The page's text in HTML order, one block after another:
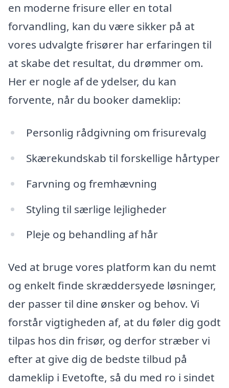
en moderne frisure eller en total
forvandling, kan du være sikker på at
vores udvalgte frisører har erfaringen til
at skabe det resultat, du drømmer om.
Her er nogle af de ydelser, du kan
forvente, når du booker dameklip:
Personlig rådgivning om frisurevalg
Skærekundskab til forskellige hårtyper
Farvning og fremhævning
Styling til særlige lejligheder
Pleje og behandling af hår
Ved at bruge vores platform kan du nemt
og enkelt finde skræddersyede løsninger,
der passer til dine ønsker og behov. Vi
forstår vigtigheden af, at du føler dig godt
tilpas hos din frisør, og derfor stræber vi
efter at give dig de bedste tilbud på
dameklip i Evetofte, så du med ro i sindet